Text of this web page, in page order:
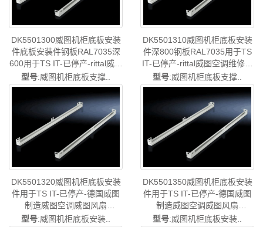
DK5501300威图机柜底板安装
件底板安装件钢板RAL7035深
600用于TS IT-已停产-rittal威图
空调维修威图机柜威图电柜威
图风扇威图PDU威图配件威图
售后DK5501.300
型号:威图机柜底板支撑..
DK5501310威图机柜底板安装
件深800钢板RAL7035用于TS
IT-已停产-rittal威图空调维修威
图机柜威图电柜威图风扇威图
PDU威图配件威图售后
DK5501.310
型号:威图机柜底板支撑..
DK5501320威图机柜底板安装
件用于TS IT-已停产-德国威图
制造威图空调威图风扇
DK5501.320
型号:威图机柜底板安装..
DK5501350威图机柜底板安装
件用于TS IT-已停产-德国威图
制造威图空调威图风扇
DK5501.350
型号:威图机柜底板安装..